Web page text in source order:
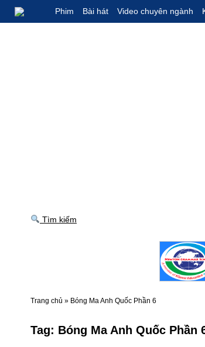
Phim Bài hát Video chuyên ngành
Tìm kiếm
Trang chủ » Bóng Ma Anh Quốc Phần 6
Tag: Bóng Ma Anh Quốc Phần